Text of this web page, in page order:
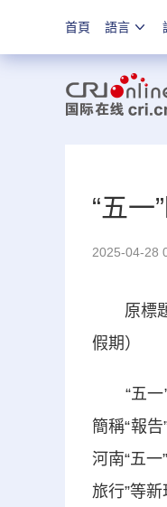
首頁 語言
“五一
2025-04-28
原標題
假期）
“五一”
簡稱“報
河南“五
旅行”等新